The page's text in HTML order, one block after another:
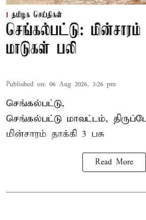
தமிழக செய்திகள்
செங்கல்பட்டு: மின்சாரம்
மாடுகள் பலி
Published on: 06 Aug 2026, 3:26 pm
செங்கல்பட்டு,
செங்கல்பட்டு மாவட்டம்,
மின்சாரம் தாக்கி 3 பசு
Read More